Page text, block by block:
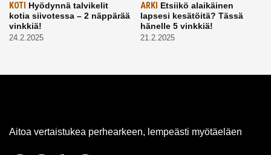
KOTI Hyödynnä talvikelit
kotia siivotessa – 2 näppärää
vinkkiä!
24.2.2025
ARKI Etsiikö alaikäinen
lapsesi kesätöitä? Tässä
hänelle 5 vinkkiä!
21.2.2025
Aitoa vertaistukea perhearkeen, lempeästi myötäeläen